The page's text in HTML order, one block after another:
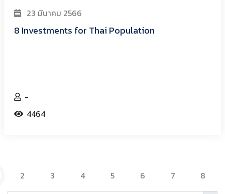
23 มีนาคม 2566
8 Investments for Thai Population
-
4464
2 3 4 5 6 7 8